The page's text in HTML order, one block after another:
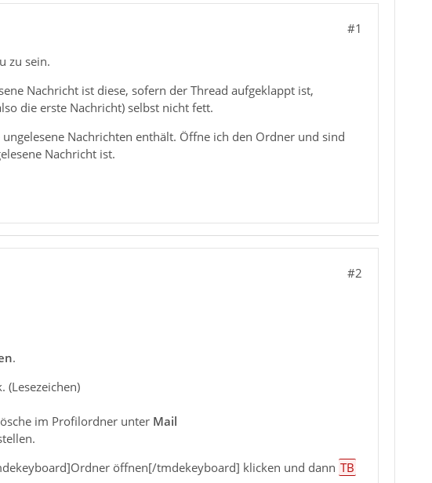
#1
zu sein.
Nachricht ist diese, sofern der Thread aufgeklappt ist,
die erste Nachricht) selbst nicht fett.
Nachrichten enthält. Öffne ich den Ordner und sind
Nachricht ist.
#2
.
im Profilordner unter Mail
öffnen[/tmdekeyboard] klicken und dann TB